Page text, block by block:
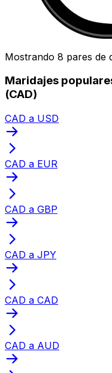
Mostrando 8 pares de
Maridajes
(CAD)
CAD a USD
CAD a EUR
CAD a GBP
CAD a JPY
CAD a CAD
CAD a AUD